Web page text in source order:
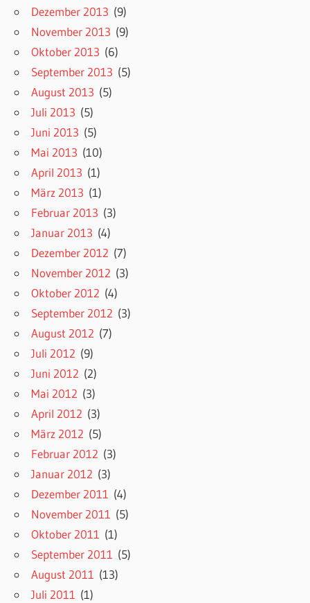
Dezember 2013 (9)
November 2013 (9)
Oktober 2013 (6)
September 2013 (5)
August 2013 (5)
Juli 2013 (5)
Juni 2013 (5)
Mai 2013 (10)
April 2013 (1)
März 2013 (1)
Februar 2013 (3)
Januar 2013 (4)
Dezember 2012 (7)
November 2012 (3)
Oktober 2012 (4)
September 2012 (3)
August 2012 (7)
Juli 2012 (9)
Juni 2012 (2)
Mai 2012 (3)
April 2012 (3)
März 2012 (5)
Februar 2012 (3)
Januar 2012 (3)
Dezember 2011 (4)
November 2011 (5)
Oktober 2011 (1)
September 2011 (5)
August 2011 (13)
Juli 2011 (1)